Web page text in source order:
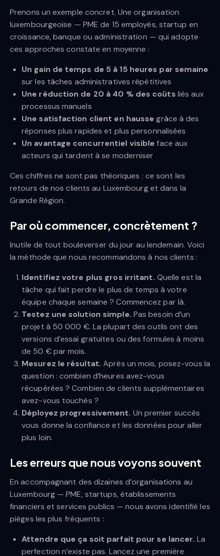
Prenons un exemple concret. Une organisation
luxembourgeoise — PME de 15 employés, startup en
croissance, banque ou administration — qui adopte
ces approches constate en moyenne :
Un gain de temps de 5 à 15 heures par semaine
sur les tâches administratives répétitives
Une réduction de 20 à 40 % des coûts liés aux
processus manuels
Une satisfaction client en hausse grâce à des
réponses plus rapides et plus personnalisées
Un avantage concurrentiel visible face aux
acteurs qui tardent à se moderniser
Ces chiffres ne sont pas théoriques : ce sont les
retours de nos clients au Luxembourg et dans la
Grande Région.
Par où commencer, concrètement ?
Inutile de tout bouleverser du jour au lendemain. Voici
la méthode que nous recommandons à nos clients :
Identifiez votre plus gros irritant. Quelle est la
tâche qui fait perdre le plus de temps à votre
équipe chaque semaine ? Commencez par là.
Testez une solution simple. Pas besoin d’un
projet à 50 000 €. La plupart des outils ont des
versions d’essai gratuites ou des formules à moins
de 50 € par mois.
Mesurez le résultat. Après un mois, posez-vous la
question : combien d’heures avez-vous
récupérées ? Combien de clients supplémentaires
avez-vous touchés ?
Déployez progressivement. Un premier succès
vous donne la confiance et les données pour aller
plus loin.
Les erreurs que nous voyons souvent
En accompagnant des dizaines d’organisations au
Luxembourg — PME, startups, établissements
financiers et services publics — nous avons identifié les
pièges les plus fréquents :
Attendre que ça soit parfait pour se lancer. La
perfection n’existe pas. Lancez une première